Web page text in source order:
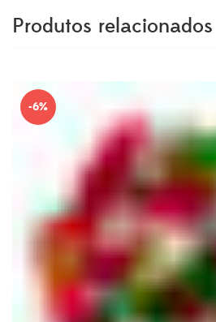
Produtos relacionados
-6%